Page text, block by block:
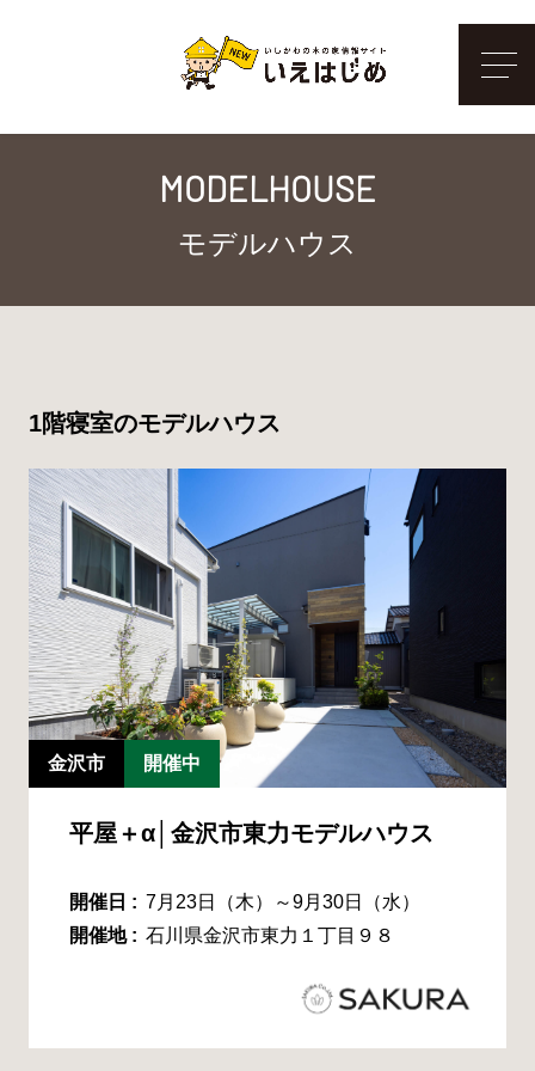
メ
MODELHOUSE
モデルハウス
1階寝室のモデルハウス
金沢市 開催中
平屋＋α│金沢市東力モデルハウス
開催日 : 7月23日（木）～9月30日（水）
開催地 : 石川県金沢市東力１丁目９８